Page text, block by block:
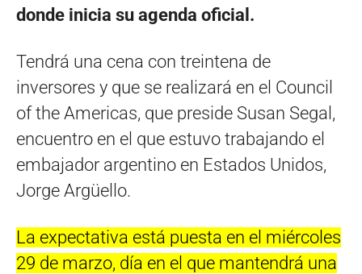
donde inicia su agenda oficial.
Tendrá una cena con treintena de
inversores y que se realizará en el Council
of the Americas, que preside Susan Segal,
encuentro en el que estuvo trabajando el
embajador argentino en Estados Unidos,
Jorge Argüello.
La expectativa está puesta en el miércoles
29 de marzo, día en el que mantendrá una